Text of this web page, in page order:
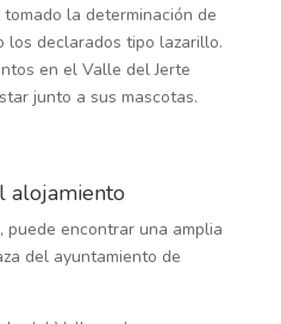
la determinación de
los declarados tipo lazarillo.
en el Valle del Jerte
junto a sus mascotas.
alojamiento
puede encontrar una amplia
del ayuntamiento de